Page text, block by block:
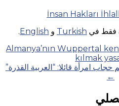
İnsan Hakları
فقط في Turkish و English
.
Almanya’nın Wuppertal
kılmak
امرأة قائلا: “العربية القذرة”
←